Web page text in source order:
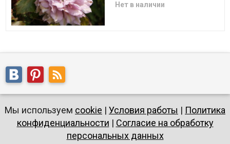
Нет в наличии
Мы используем cookie | Условия работы | Политика
конфиденциальности | Согласие на обработку
персональных данных